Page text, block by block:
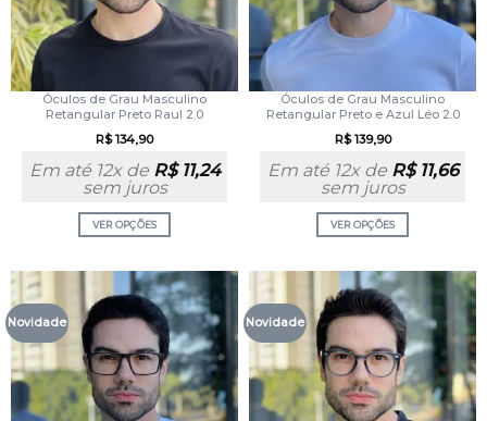
Óculos de Grau Masculino
Retangular Preto Raul 2.0
R$134,90
Em até 12x de R$11,24
sem juros
VER OPÇÕES
Óculos de Grau Masculino
Retangular Preto e Azul Léo 2.0
R$139,90
Em até 12x de R$11,66
sem juros
VER OPÇÕES
Novidade Novidade